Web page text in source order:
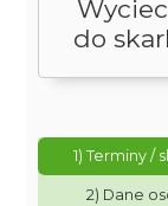
do
1) Terminy /
2) Dane